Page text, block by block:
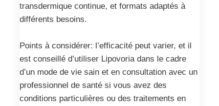
transdermique continue, et formats adaptés à
différents besoins.
Points à considérer: l’efficacité peut varier, et il
est conseillé d’utiliser Lipovoria dans le cadre
d’un mode de vie sain et en consultation avec un
professionnel de santé si vous avez des
conditions particulières ou des traitements en